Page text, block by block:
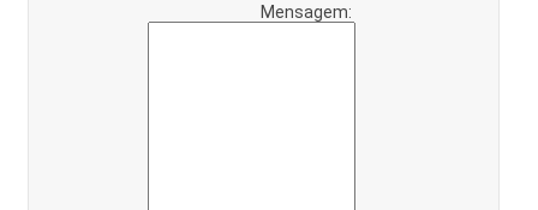
Mensagem: